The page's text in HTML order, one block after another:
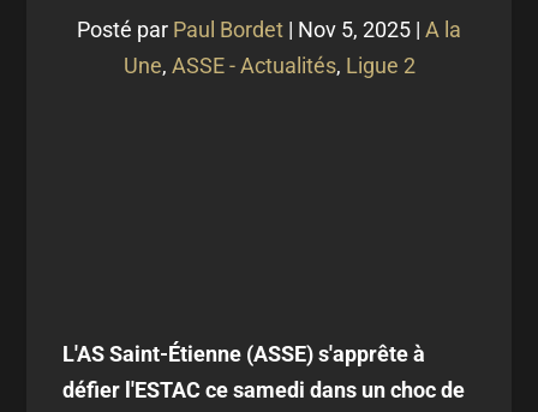
Posté par Paul Bordet | Nov 5, 2025 | A la
Une, ASSE - Actualités, Ligue 2
L'AS Saint-Étienne (ASSE) s'apprête à
défier l'ESTAC ce samedi dans un choc de